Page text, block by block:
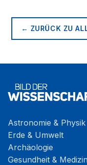
← ZURÜCK ZU
Astronomie & Physik
Erde & Umwelt
Archäologie
Gesundheit & Medizin